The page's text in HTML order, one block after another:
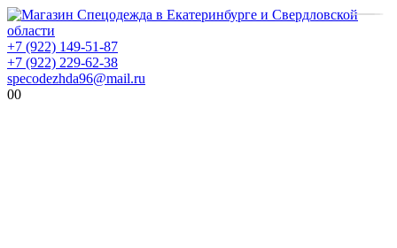
+7 (922) 149-51-87
+7 (922) 229-62-38
specodezhda96@mail.ru
00